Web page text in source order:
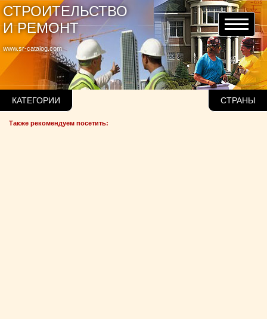
www.sr-catalog.com
СТРОИТЕЛЬСТВО
И РЕМОНТ
КАТЕГОРИИ СТРАНЫ
Также рекомендуем посетить: